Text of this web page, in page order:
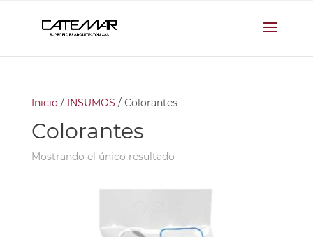
Inicio / INSUMOS / Colorantes
Colorantes
Mostrando el único resultado